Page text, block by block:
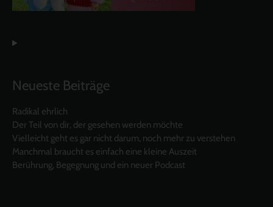
Neueste Beiträge
Radikal ehrlich
Der Teil von dir, der gesehen werden möchte
Vielleicht geht es gar nicht darum, noch mehr zu verstehen
Manchmal braucht es einfach eine kleine Auszeit
Berührung, Begegnung und ein neuer Podcast